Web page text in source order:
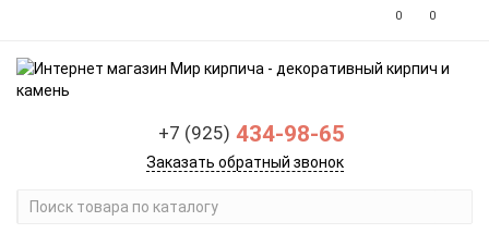
0 0
+7 (925) 434-98-65
Заказать обратный звонок